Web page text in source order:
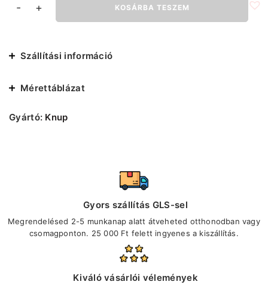
-
Férfi
Sportcipő
+ KOSÁRBA TESZEM
Szállítási információ
Mérettáblázat
Gyártó: Knup
Gyors szállítás GLS-sel
Megrendelésed 2-5 munkanap alatt átveheted otthonodban vagy
csomagponton. 25 000 Ft felett ingyenes a kiszállítás.
Kiváló vásárlói vélemények